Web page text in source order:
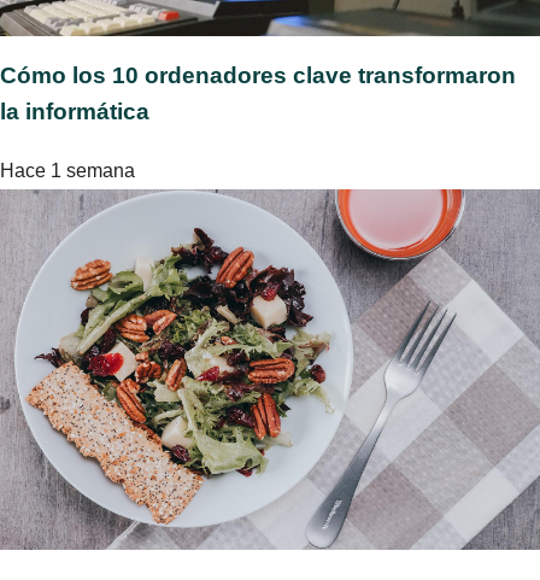
Cómo los 10 ordenadores clave transformaron
la informática
Hace 1 semana